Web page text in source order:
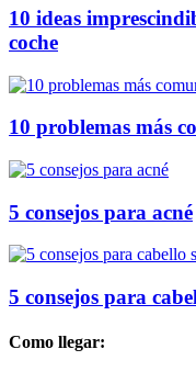
10 ideas
coche
10 problemas más
5 consejos para acné
5 consejos para
Como llegar: